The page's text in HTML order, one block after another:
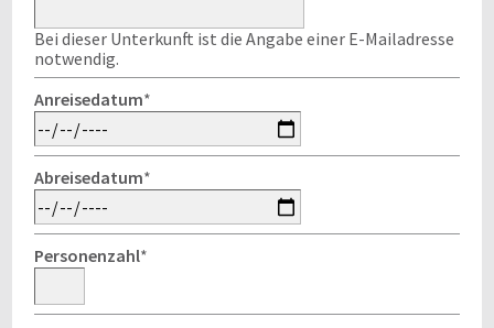
Bei dieser Unterkunft ist die Angabe einer E-Mailadresse
notwendig.
Anreisedatum*
Abreisedatum*
Personenzahl*